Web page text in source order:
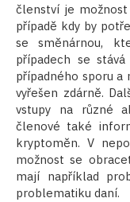
členství je možnost
případě kdy by
se směnárnou,
případech se
případného sporu a
vyřešen zdárně.
vstupy na různé
členové také
kryptoměn. V
možnost se
mají například
problematiku daní.